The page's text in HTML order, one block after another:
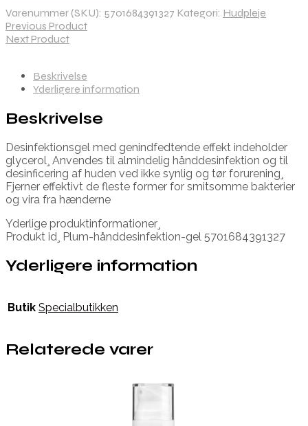
Varenummer (SKU): 5701684391327 Kategori: Hudpleje
Previous Product
Next Product
Beskrivelse
Yderligere information
Beskrivelse
Desinfektionsgel med genindfedtende effekt indeholder
glycerol¸ Anvendes til almindelig hånddesinfektion og til
desinficering af huden ved ikke synlig og tør forurening¸
Fjerner effektivt de fleste former for smitsomme bakterier
og vira fra hænderne
Yderlige produktinformationer¸
Produkt id¸ Plum-hånddesinfektion-gel 5701684391327
Yderligere information
Butik Specialbutikken
Relaterede varer